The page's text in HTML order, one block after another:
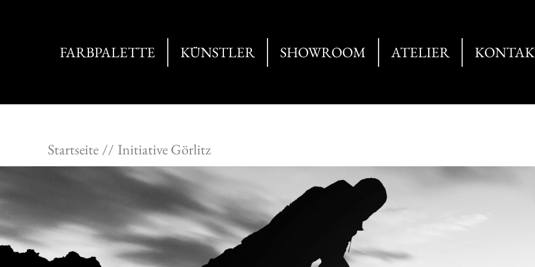
FARBPALETTE KÜNSTLER SHOWROOM ATELIER
Startseite Initiative Görlitz